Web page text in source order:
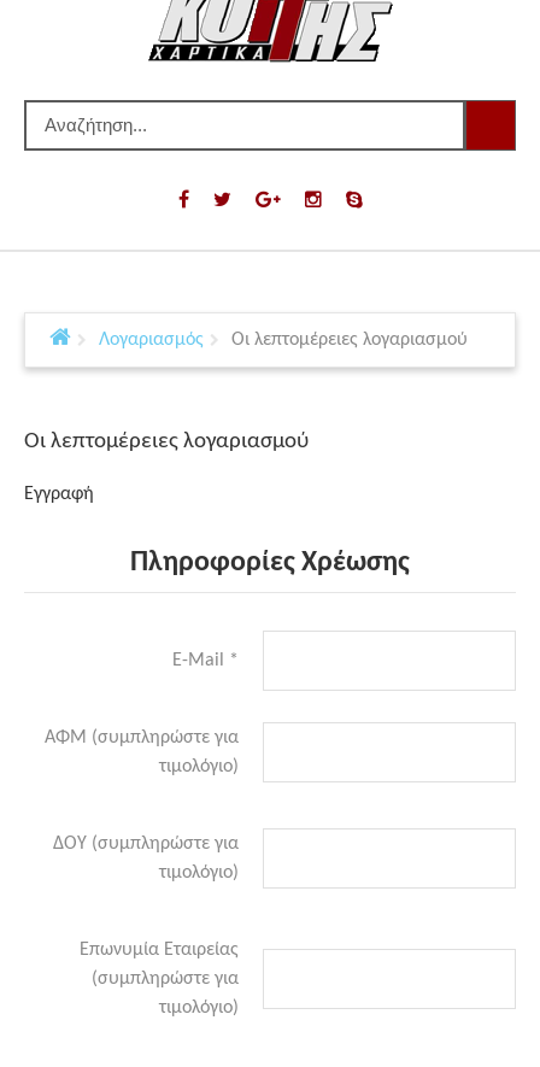
Λογαριασμός Οι λεπτομέρειες λογαριασμού
Οι λεπτομέρειες λογαριασμού
Εγγραφή
Πληροφορίες Χρέωσης
E-Mail *
ΑΦΜ (συμπληρώστε για
τιμολόγιο)
ΔΟΥ (συμπληρώστε για
τιμολόγιο)
Επωνυμία Εταιρείας
(συμπληρώστε για
τιμολόγιο)